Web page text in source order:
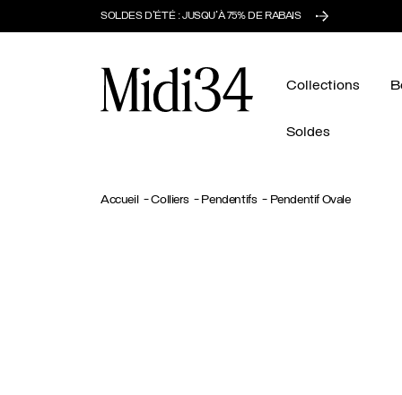
SOLDES D'ÉTÉ : JUSQU'À 75% DE RABAIS
Collections
Soldes
Accueil Colliers Pendentifs Pendentif Ovale